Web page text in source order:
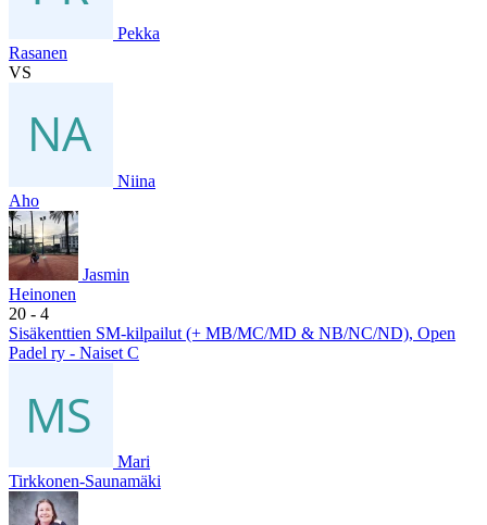
Pekka
Rasanen
VS
Niina
Aho
Jasmin
Heinonen
20 - 4
Sisäkenttien SM-kilpailut (+ MB/MC/MD & NB/NC/ND), Open
Padel ry - Naiset C
Mari
Tirkkonen-Saunamäki